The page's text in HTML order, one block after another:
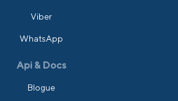
Viber
WhatsApp
Api & Docs
Blogue